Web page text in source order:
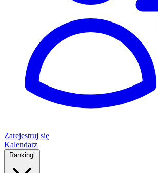
Zarejestruj się
Kalendarz
Rankingi